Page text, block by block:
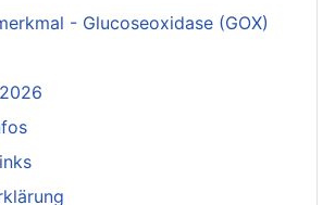
- Glucoseoxidase (GOX)